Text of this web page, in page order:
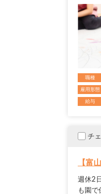
職種
雇用形態
給与
チ
【富
週休2
も園で